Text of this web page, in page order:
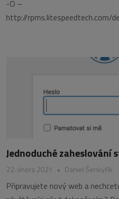
-O –
http://rpms.litespeedtech.com/
Jednoduché zaheslování
22. února 2021 • Daniel Šenkyřík
Připravujete nový web a